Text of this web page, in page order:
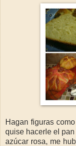
Hagan figuras
quise hacerle el
azúcar rosa, me